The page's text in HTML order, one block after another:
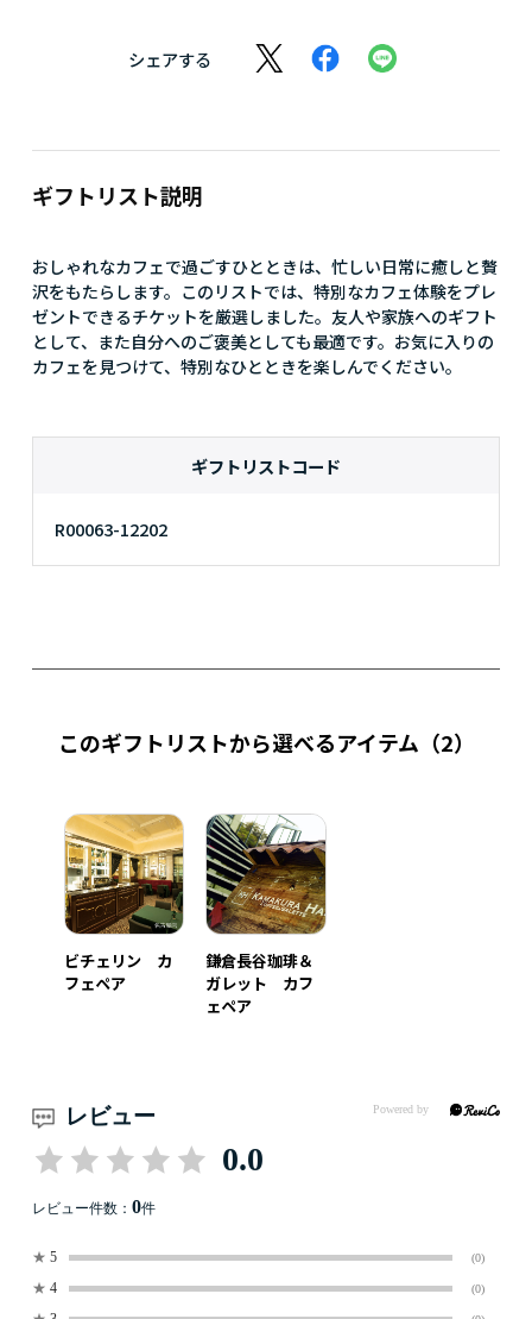
シェアする
ギフトリスト説明
おしゃれなカフェで過ごすひとときは、忙しい日常に癒しと贅
沢をもたらします。このリストでは、特別なカフェ体験をプレ
ゼントできるチケットを厳選しました。友人や家族へのギフト
として、また自分へのご褒美としても最適です。お気に入りの
カフェを見つけて、特別なひとときを楽しんでください。
ギフトリストコード
R00063-12202
このギフトリストから選べるアイテム （2）
ビチェリン カ
フェペア
鎌倉長谷珈琲＆
ガレット カフ
ェペア
レビュー
0.0
レビュー件数： 0件
★ 5 (0)
★ 4 (0)